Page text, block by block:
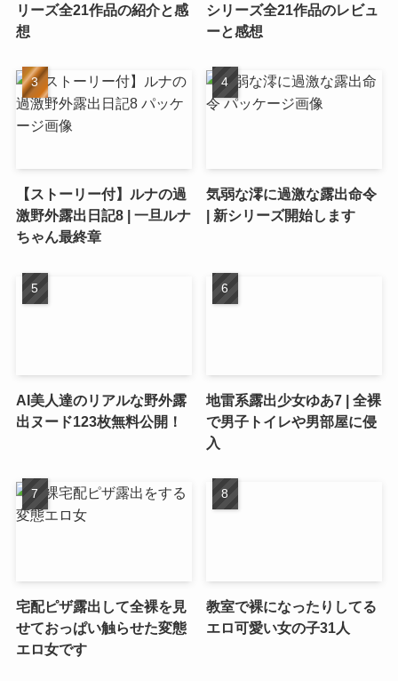
リーズ全21作品の紹介と感
想
シリーズ全21作品のレビュ
ーと感想
【ストーリー付】ルナの過
激野外露出日記8 | 一旦ルナ
ちゃん最終章
気弱な澪に過激な露出命令
| 新シリーズ開始します
AI美人達のリアルな野外露
出ヌード123枚無料公開！
地雷系露出少女ゆあ7 | 全裸
で男子トイレや男部屋に侵
入
宅配ピザ露出して全裸を見
せておっぱい触らせた変態
エロ女です
教室で裸になったりしてる
エロ可愛い女の子31人